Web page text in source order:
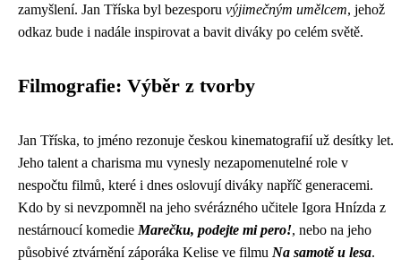
zamyšlení. Jan Tříska byl bezesporu výjimečným umělcem, jehož
odkaz bude i nadále inspirovat a bavit diváky po celém světě.
Filmografie: Výběr z tvorby
Jan Tříska, to jméno rezonuje českou kinematografií už desítky let.
Jeho talent a charisma mu vynesly nezapomenutelné role v
nespočtu filmů, které i dnes oslovují diváky napříč generacemi.
Kdo by si nevzpomněl na jeho svérázného učitele Igora Hnízda z
nestárnoucí komedie Marečku, podejte mi pero!, nebo na jeho
působivé ztvárnění záporáka Kelise ve filmu Na samotě u lesa.